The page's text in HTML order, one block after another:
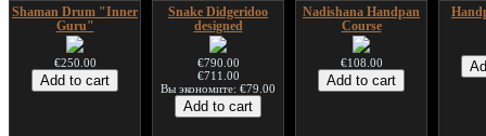
Shaman Drum "Inner
Guru"
€250.00
Snake Didgeridoo
designed
€790.00
€711.00
Вы экономите: €79.00
Nadishana Handpan
Course
€108.00